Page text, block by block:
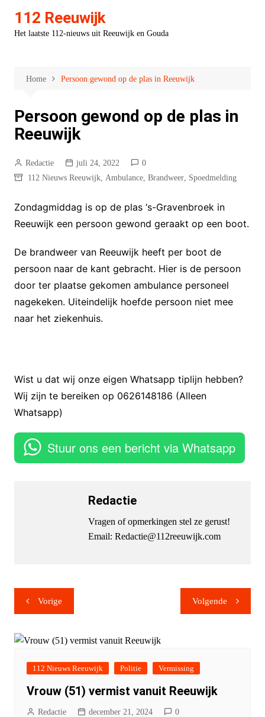
112 Reeuwijk
Het laatste 112-nieuws uit Reeuwijk en Gouda
Home Persoon gewond op de plas in Reeuwijk
Persoon gewond op de plas in
Reeuwijk
Redactie juli 24, 2022
0
112 Nieuws Reeuwijk, Ambulance, Brandweer, Spoedmelding
Zondagmiddag is op de plas ‘s-Gravenbroek in
Reeuwijk een persoon gewond geraakt op een boot.
De brandweer van Reeuwijk heeft per boot de
persoon naar de kant gebracht. Hier is de persoon
door ter plaatse gekomen ambulance personeel
nagekeken. Uiteindelijk hoefde persoon niet mee
naar het ziekenhuis.
Wist u dat wij onze eigen Whatsapp tiplijn hebben?
Wij zijn te bereiken op 0626148186 (Alleen
Whatsapp)
Stuur ons een bericht via Whatsapp
Redactie
Vragen of opmerkingen stel ze gerust!
Email: Redactie@112reeuwijk.com
Bericht
navigatie
Vorige Volgende
112 Nieuws Reeuwijk Politie Vermissing
Vrouw (51) vermist vanuit Reeuwijk
Redactie december 21, 2024 0